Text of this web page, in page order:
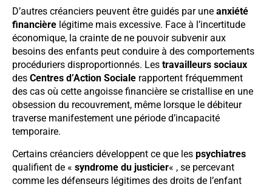
D’autres créanciers peuvent être guidés par une anxiété
financière légitime mais excessive. Face à l’incertitude
économique, la crainte de ne pouvoir subvenir aux
besoins des enfants peut conduire à des comportements
procéduriers disproportionnés. Les travailleurs sociaux
des Centres d’Action Sociale rapportent fréquemment
des cas où cette angoisse financière se cristallise en une
obsession du recouvrement, même lorsque le débiteur
traverse manifestement une période d’incapacité
temporaire.
Certains créanciers développent ce que les psychiatres
qualifient de « syndrome du justicier« , se percevant
comme les défenseurs légitimes des droits de l’enfant